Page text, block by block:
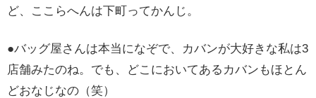
ど、ここらへんは下町ってかんじ。
●バッグ屋さんは本当になぞで、カバンが大好きな私は3
店舗みたのね。でも、どこにおいてあるカバンもほとん
どおなじなの（笑）